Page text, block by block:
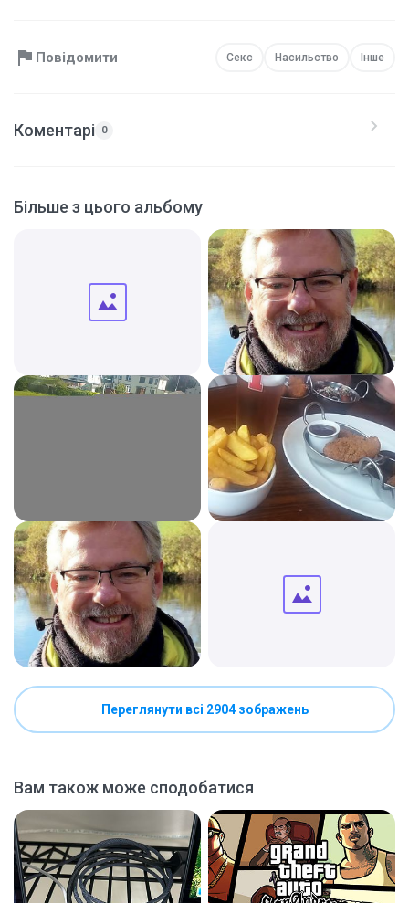
Повідомити Секс Насильство Інше
Коментарі 0
Більше з цього альбому
Переглянути всі 2904 зображень
Вам також може сподобатися